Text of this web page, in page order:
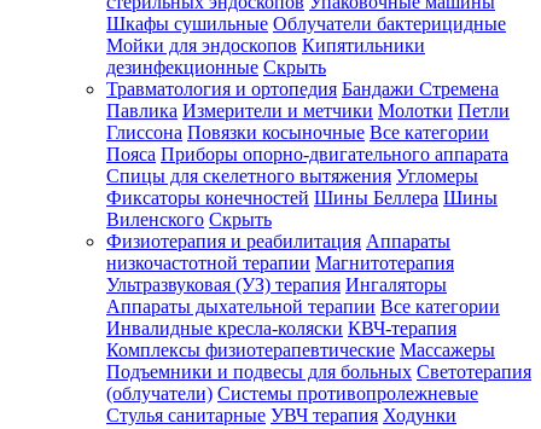
Шкафы сушильные Облучатели бактерицидные
Мойки для эндоскопов Кипятильники
дезинфекционные Скрыть
Травматология и ортопедия Бандажи Стремена
Павлика Измерители и метчики Молотки Петли
Глиссона Повязки косыночные Все категории
Пояса Приборы опорно-двигательного аппарата
Спицы для скелетного вытяжения Угломеры
Фиксаторы конечностей Шины Беллера Шины
Виленского Скрыть
Физиотерапия и реабилитация Аппараты
низкочастотной терапии Магнитотерапия
Ультразвуковая (УЗ) терапия Ингаляторы
Аппараты дыхательной терапии Все категории
Инвалидные кресла-коляски КВЧ-терапия
Комплексы физиотерапевтические Массажеры
Подъемники и подвесы для больных Светотерапия
(облучатели) Системы противопролежневые
Стулья санитарные УВЧ терапия Ходунки